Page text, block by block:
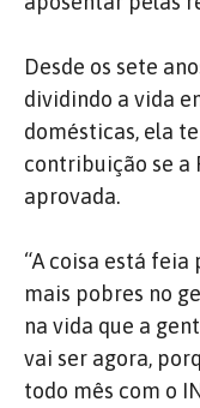
Desde os sete
dividindo a vida
domésticas, ela
contribuição se a
aprovada.
“A coisa está feia
mais pobres no
na vida que a
vai ser agora,
todo mês com o